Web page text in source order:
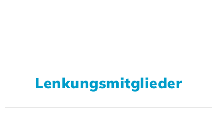
Lenkungsmitglieder